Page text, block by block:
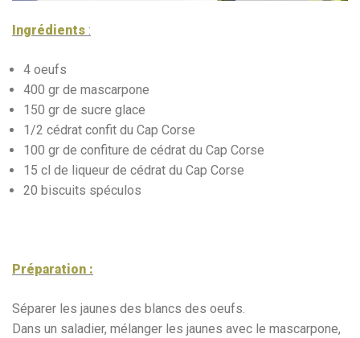
Ingrédients :
4 oeufs
400 gr de mascarpone
150 gr de sucre glace
1/2 cédrat confit du Cap Corse
100 gr de confiture de cédrat du Cap Corse
15 cl de liqueur de cédrat du Cap Corse
20 biscuits spéculos
Préparation :
Séparer les jaunes des blancs des oeufs.
Dans un saladier, mélanger les jaunes avec le mascarpone,